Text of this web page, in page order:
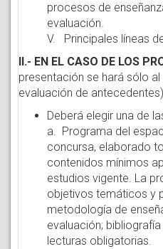
procesos de
evaluación.
V. Principales líneas
II.- EN EL CASO DE LOS
presentación se hará sólo
evaluación de antecedentes)
Deberá elegir una de
a. Programa del
concursa, elaborado
contenidos mínimos
estudios vigente. La
objetivos temáticos y
metodología de
evaluación;
lecturas obligatorias.